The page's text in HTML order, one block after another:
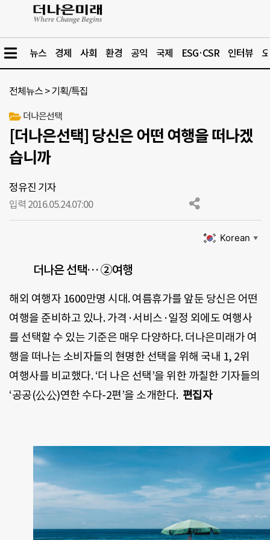
뉴스 경제 사회 환경 공익 국제 ESG·CSR 인터뷰
전체뉴스 >기획/특집
더나은선택
[더나은선택] 당신은 어떤 여행을 떠나겠
습니까
정유진 기자
입력 2016.05.24.07:00
Korean ▼
더나은 선택… ②여행
해외 여행자 1600만명 시대. 여름휴가를 앞둔 당신은 어떤
여행을 준비하고 있나. 가격·서비스·일정 외에도 여행사
를 선택할 수 있는 기준은 매우 다양하다. 더나은미래가 여
행을 떠나는 소비자들의 현명한 선택을 위해 국내 1, 2위
여행사를 비교했다. ‘더 나은 선택’을 위한 까칠한 기자들의
‘공공(公公)연한 수다-2편’을 소개한다. 편집자